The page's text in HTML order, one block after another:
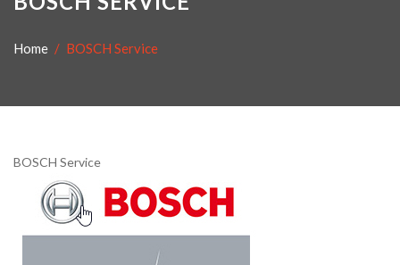
Home BOSCH Service
BOSCH Service